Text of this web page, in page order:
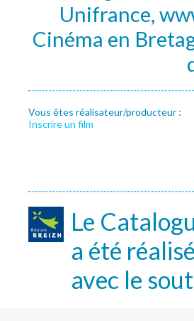
Unifrance,
Cinéma en
Vous êtes réalisateur/producteur :
Inscrire un film
Le
a été réalisé
avec le